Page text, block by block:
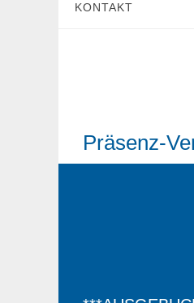
KONTAKT
Präsenz-